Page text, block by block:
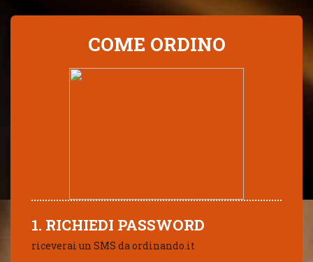
COME ORDINO
1. RICHIEDI PASSWORD
riceverai un SMS da ordinando.it